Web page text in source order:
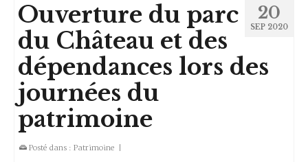
20
SEP 2020
Ouverture du parc
du Château et des
dépendances lors des
journées du
patrimoine
Posté dans : Patrimoine |